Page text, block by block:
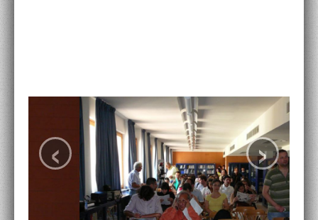
VIDEO
COLLEZIONE
ACCADEMIA NAZIONALE DI SAN LUCA
I.E.D. / ROMA
POLITECNICO DI BARI
‹ ›